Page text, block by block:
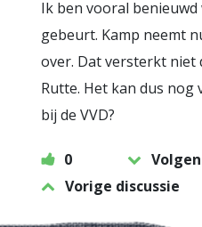
Ik ben vooral benieuwd
gebeurt. Kamp neemt
over. Dat versterkt niet
Rutte. Het kan dus nog
bij de VVD?
0
Vorige discussie